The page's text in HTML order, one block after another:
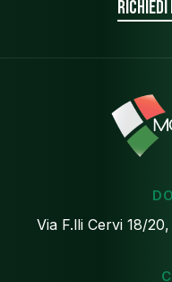
Via F.lli Cervi 18/